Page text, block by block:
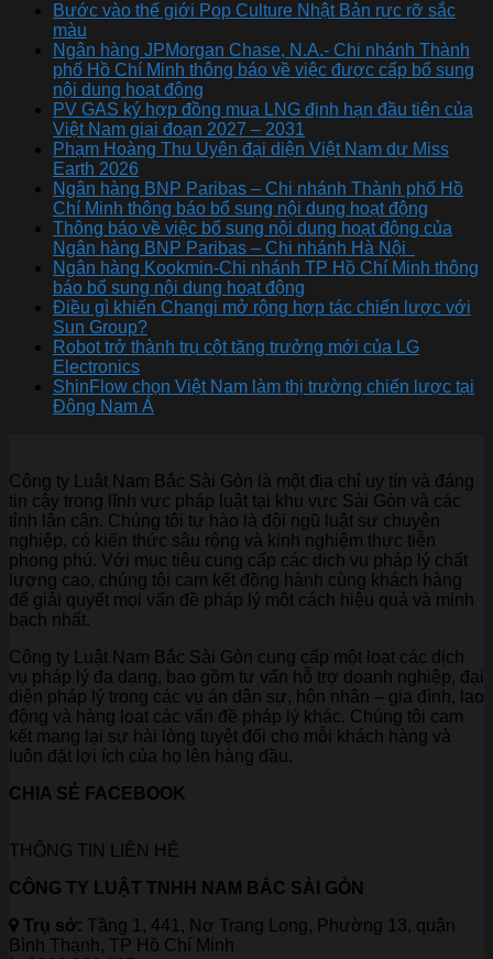
Bước vào thế giới Pop Culture Nhật Bản rực rỡ sắc
màu
Ngân hàng JPMorgan Chase, N.A.- Chi nhánh Thành
phố Hồ Chí Minh thông báo về việc được cấp bổ sung
nội dung hoạt động
PV GAS ký hợp đồng mua LNG định hạn đầu tiên của
Việt Nam giai đoạn 2027 – 2031
Phạm Hoàng Thu Uyên đại diện Việt Nam dự Miss
Earth 2026
Ngân hàng BNP Paribas – Chi nhánh Thành phố Hồ
Chí Minh thông báo bổ sung nội dung hoạt động
Thông báo về việc bổ sung nội dung hoạt động của
Ngân hàng BNP Paribas – Chi nhánh Hà Nội
Ngân hàng Kookmin-Chi nhánh TP Hồ Chí Minh thông
báo bổ sung nội dung hoạt động
Điều gì khiến Changi mở rộng hợp tác chiến lược với
Sun Group?
Robot trở thành trụ cột tăng trưởng mới của LG
Electronics
ShinFlow chọn Việt Nam làm thị trường chiến lược tại
Đông Nam Á
Công ty Luật Nam Bắc Sài Gòn là một địa chỉ uy tín và đáng
tin cậy trong lĩnh vực pháp luật tại khu vực Sài Gòn và các
tỉnh lân cận. Chúng tôi tự hào là đội ngũ luật sư chuyên
nghiệp, có kiến thức sâu rộng và kinh nghiệm thực tiễn
phong phú. Với mục tiêu cung cấp các dịch vụ pháp lý chất
lượng cao, chúng tôi cam kết đồng hành cùng khách hàng
để giải quyết mọi vấn đề pháp lý một cách hiệu quả và minh
bạch nhất.
Công ty Luật Nam Bắc Sài Gòn cung cấp một loạt các dịch
vụ pháp lý đa dạng, bao gồm tư vấn hỗ trợ doanh nghiệp, đại
diện pháp lý trong các vụ án dân sự, hôn nhân – gia đình, lao
động và hàng loạt các vấn đề pháp lý khác. Chúng tôi cam
kết mang lại sự hài lòng tuyệt đối cho mỗi khách hàng và
luôn đặt lợi ích của họ lên hàng đầu.
CHIA SẺ FACEBOOK
THÔNG TIN LIÊN HỆ
CÔNG TY LUẬT TNHH NAM BẮC SÀI GÒN
Trụ sở: Tầng 1, 441, Nơ Trang Long, Phường 13, quận
Bình Thạnh, TP Hồ Chí Minh